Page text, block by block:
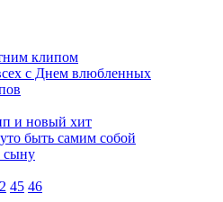
клипом
с Днем влюбленных
и новый хит
быть самим собой
сыну
45 46